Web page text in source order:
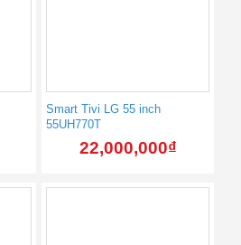
Smart Tivi LG 55 inch
55UH770T
22,000,000₫